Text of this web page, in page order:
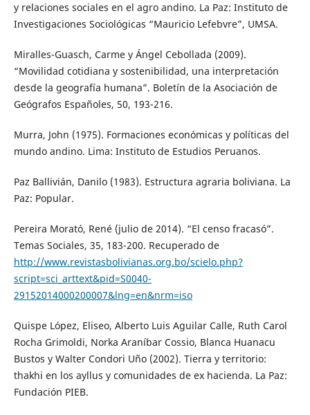
y relaciones sociales en el agro andino. La Paz: Instituto de
Investigaciones Sociológicas “Mauricio Lefebvre”, UMSA.
Miralles-Guasch, Carme y Ángel Cebollada (2009).
“Movilidad cotidiana y sostenibilidad, una interpretación
desde la geografía humana”. Boletín de la Asociación de
Geógrafos Españoles, 50, 193-216.
Murra, John (1975). Formaciones económicas y políticas del
mundo andino. Lima: Instituto de Estudios Peruanos.
Paz Ballivián, Danilo (1983). Estructura agraria boliviana. La
Paz: Popular.
Pereira Morató, René (julio de 2014). “El censo fracasó”.
Temas Sociales, 35, 183-200. Recuperado de
http://www.revistasbolivianas.org.bo/scielo.php?
script=sci_arttext&pid=S0040-
29152014000200007&lng=en&nrm=iso
Quispe López, Eliseo, Alberto Luis Aguilar Calle, Ruth Carol
Rocha Grimoldi, Norka Araníbar Cossio, Blanca Huanacu
Bustos y Walter Condori Uño (2002). Tierra y territorio:
thakhi en los ayllus y comunidades de ex hacienda. La Paz:
Fundación PIEB.